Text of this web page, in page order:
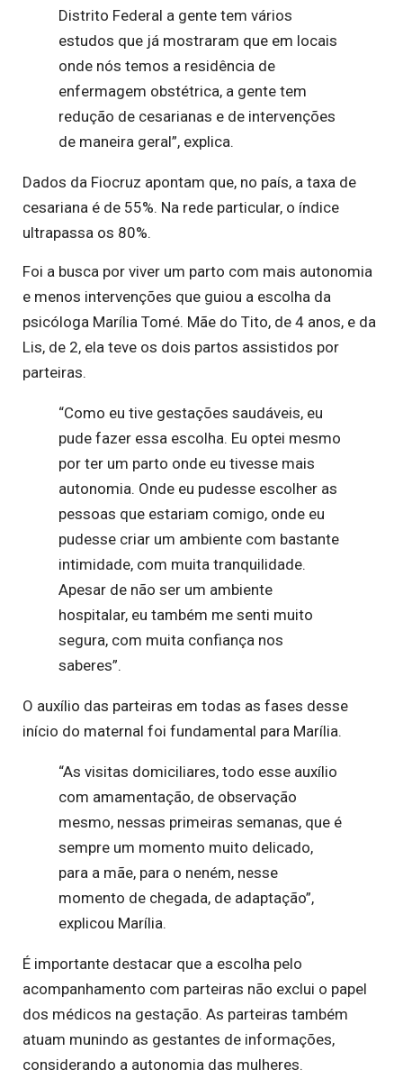
Distrito Federal a gente tem vários
estudos que já mostraram que em locais
onde nós temos a residência de
enfermagem obstétrica, a gente tem
redução de cesarianas e de intervenções
de maneira geral”, explica.
Dados da Fiocruz apontam que, no país, a taxa de
cesariana é de 55%. Na rede particular, o índice
ultrapassa os 80%.
Foi a busca por viver um parto com mais autonomia
e menos intervenções que guiou a escolha da
psicóloga Marília Tomé. Mãe do Tito, de 4 anos, e da
Lis, de 2, ela teve os dois partos assistidos por
parteiras.
“Como eu tive gestações saudáveis, eu
pude fazer essa escolha. Eu optei mesmo
por ter um parto onde eu tivesse mais
autonomia. Onde eu pudesse escolher as
pessoas que estariam comigo, onde eu
pudesse criar um ambiente com bastante
intimidade, com muita tranquilidade.
Apesar de não ser um ambiente
hospitalar, eu também me senti muito
segura, com muita confiança nos
saberes”.
O auxílio das parteiras em todas as fases desse
início do maternal foi fundamental para Marília.
“As visitas domiciliares, todo esse auxílio
com amamentação, de observação
mesmo, nessas primeiras semanas, que é
sempre um momento muito delicado,
para a mãe, para o neném, nesse
momento de chegada, de adaptação”,
explicou Marília.
É importante destacar que a escolha pelo
acompanhamento com parteiras não exclui o papel
dos médicos na gestação. As parteiras também
atuam munindo as gestantes de informações,
considerando a autonomia das mulheres.